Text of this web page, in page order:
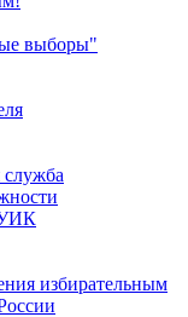
выборы"
служба
УИК
избирательным